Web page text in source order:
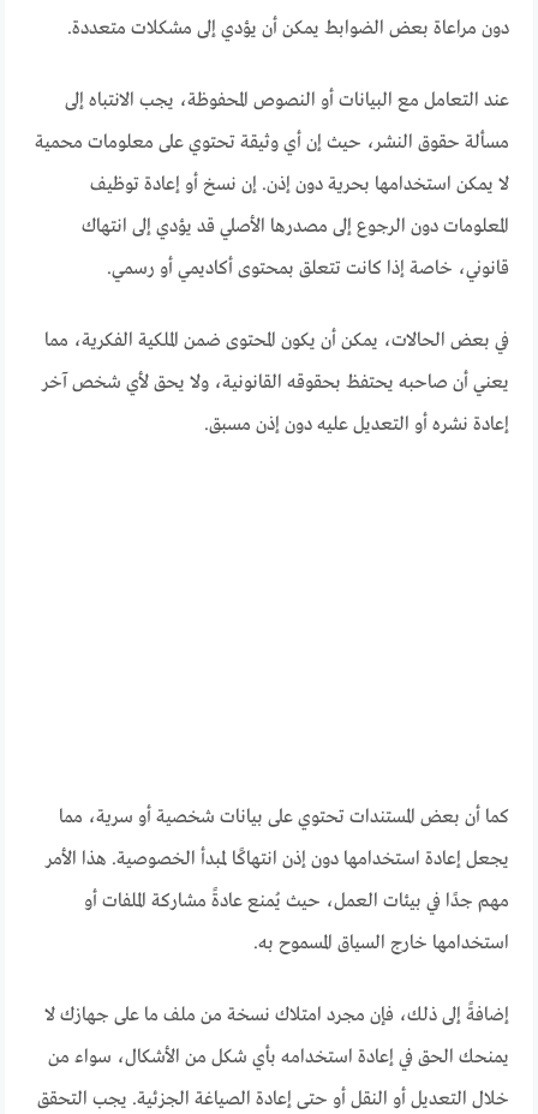
دون مراعاة بعض الضوابط يمكن أن يؤدي إلى مشكلات متعددة.
عند التعامل مع البيانات أو النصوص المحفوظة، يجب الانتباه إلى
مسألة حقوق النشر، حيث إن أي وثيقة تحتوي على معلومات محمية
لا يمكن استخدامها بحرية دون إذن. إن نسخ أو إعادة توظيف
المعلومات دون الرجوع إلى مصدرها الأصلي قد يؤدي إلى انتهاك
قانوني، خاصة إذا كانت تتعلق بمحتوى أكاديمي أو رسمي.
في بعض الحالات، يمكن أن يكون المحتوى ضمن الملكية الفكرية، مما
يعني أن صاحبه يحتفظ بحقوقه القانونية، ولا يحق لأي شخص آخر
إعادة نشره أو التعديل عليه دون إذن مسبق.
كما أن بعض المستندات تحتوي على بيانات شخصية أو سرية، مما
يجعل إعادة استخدامها دون إذن انتهاكًا لمبدأ الخصوصية. هذا الأمر
مهم جدًا في بيئات العمل، حيث يُمنع عادةً مشاركة الملفات أو
استخدامها خارج السياق المسموح به.
إضافةً إلى ذلك، فإن مجرد امتلاك نسخة من ملف ما على جهازك لا
يمنحك الحق في إعادة استخدامه بأي شكل من الأشكال، سواء من
خلال التعديل أو النقل أو حتى إعادة الصياغة الجزئية. يجب التحقق